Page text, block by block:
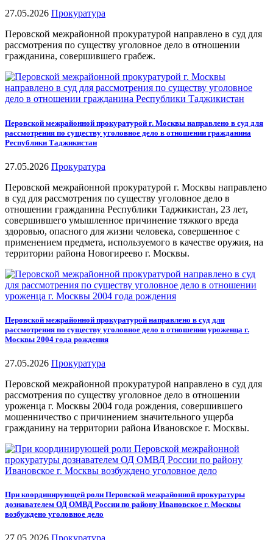
27.05.2026 Прокуратура
Перовской межрайонной прокуратурой направлено в суд для
рассмотрения по существу уголовное дело в отношении
гражданина, совершившего грабеж.
Перовской межрайонной прокуратурой г. Москвы направлено в суд для
рассмотрения по существу уголовное дело в отношении гражданина
Республики Таджикистан
27.05.2026 Прокуратура
Перовской межрайонной прокуратурой г. Москвы направлено
в суд для рассмотрения по существу уголовное дело в
отношении гражданина Республики Таджикистан, 23 лет,
совершившего умышленное причинение тяжкого вреда
здоровью, опасного для жизни человека, совершенное с
применением предмета, используемого в качестве оружия, на
территории района Новогиреево г. Москвы.
Перовской межрайонной прокуратурой направлено в суд для
рассмотрения по существу уголовное дело в отношении уроженца г.
Москвы 2004 года рождения
27.05.2026 Прокуратура
Перовской межрайонной прокуратурой направлено в суд для
рассмотрения по существу уголовное дело в отношении
уроженца г. Москвы 2004 года рождения, совершившего
мошенничество с причинением значительного ущерба
гражданину на территории района Ивановское г. Москвы.
При координирующей роли Перовской межрайонной прокуратуры
дознавателем ОД ОМВД России по району Ивановское г. Москвы
возбуждено уголовное дело